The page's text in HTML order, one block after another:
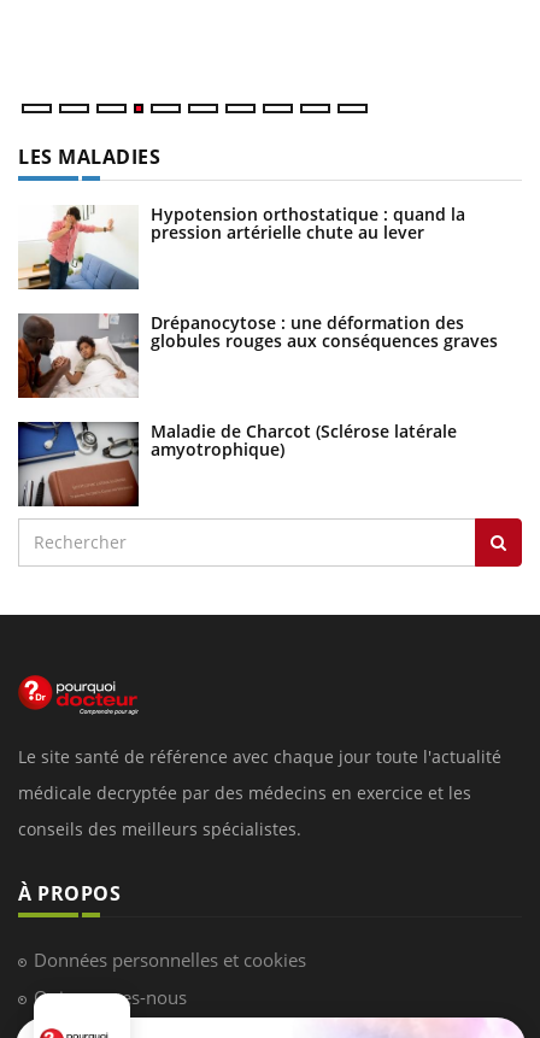
LES MALADIES
Hypotension orthostatique : quand la
pression artérielle chute au lever
Drépanocytose : une déformation des
globules rouges aux conséquences graves
Maladie de Charcot (Sclérose latérale
amyotrophique)
Le site santé de référence avec chaque jour toute l'actualité
médicale decryptée par des médecins en exercice et les
conseils des meilleurs spécialistes.
À PROPOS
Données personnelles et cookies
Qui sommes-nous